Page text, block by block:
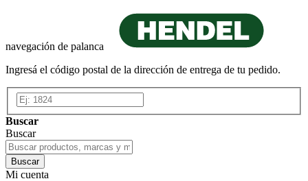
navegación de palanca
Ingresá el código postal de la dirección de entrega de tu pedido.
Buscar
Buscar
Buscar
Mi cuenta